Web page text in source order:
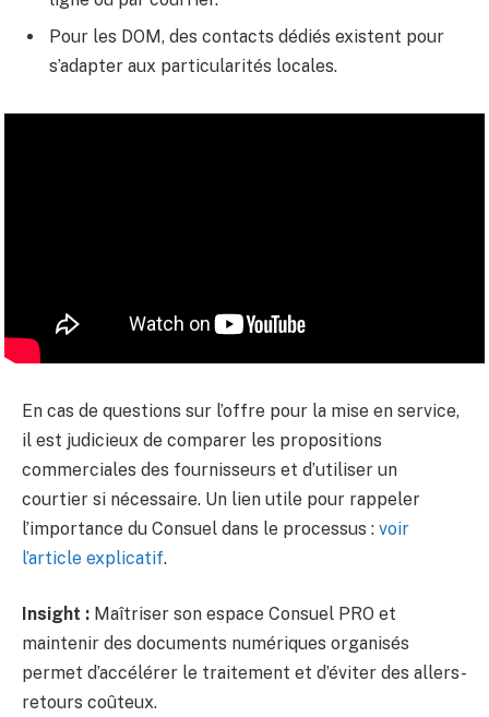
Pour les DOM, des contacts dédiés existent pour
s’adapter aux particularités locales.
En cas de questions sur l’offre pour la mise en service,
il est judicieux de comparer les propositions
commerciales des fournisseurs et d’utiliser un
courtier si nécessaire. Un lien utile pour rappeler
l’importance du Consuel dans le processus : voir
l’article explicatif.
Insight : Maîtriser son espace Consuel PRO et
maintenir des documents numériques organisés
permet d’accélérer le traitement et d’éviter des allers-
retours coûteux.